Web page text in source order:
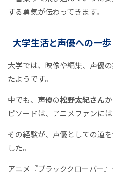
する勇気が伝わってきます。
大学生活と声優への一歩
大学では、映像や編集、声優
たようです。
中でも、声優の松野太紀さん
ピソードは、アニメファンには
その経験が、声優としての道
した。
アニメ『ブラッククローバー